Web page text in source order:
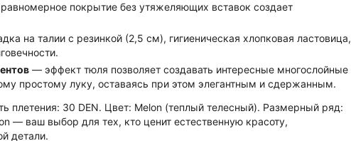
покрытие без утяжеляющих вставок создает
на талии с резинкой (2,5 см), гигиеническая хлопковая ластовица,
— эффект тюля позволяет создавать интересные многослойные
простому луку, оставаясь при этом элегантным и сдержанным.
плетения: 30 DEN. Цвет: Melon (теплый телесный). Размерный ряд:
— ваш выбор для тех, кто ценит естественную красоту,
детали.